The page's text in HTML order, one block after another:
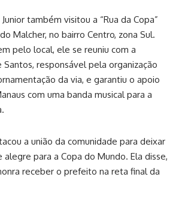
também visitou a “Rua da Copa”
Malcher, no bairro Centro, zona Sul.
pelo local, ele se reuniu com a
responsável pela organização
da via, e garantiu o apoio
com uma banda musical para a
a união da comunidade para deixar
alegre para a Copa do Mundo. Ela disse,
receber o prefeito na reta final da